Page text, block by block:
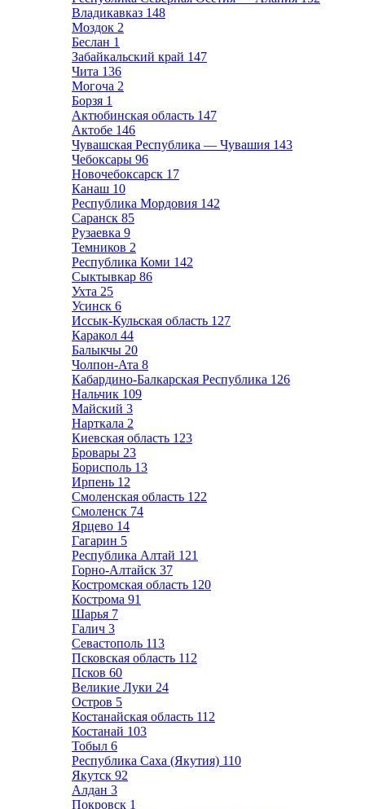
Владикавказ 148
Моздок 2
Беслан 1
Забайкальский край 147
Чита 136
Могоча 2
Борзя 1
Актюбинская область 147
Актобе 146
Чувашская Республика — Чувашия 143
Чебоксары 96
Новочебоксарск 17
Канаш 10
Республика Мордовия 142
Саранск 85
Рузаевка 9
Темников 2
Республика Коми 142
Сыктывкар 86
Ухта 25
Усинск 6
Иссык-Кульская область 127
Каракол 44
Балыкчы 20
Чолпон-Ата 8
Кабардино-Балкарская Республика 126
Нальчик 109
Майский 3
Нарткала 2
Киевская область 123
Бровары 23
Борисполь 13
Ирпень 12
Смоленская область 122
Смоленск 74
Ярцево 14
Гагарин 5
Республика Алтай 121
Горно-Алтайск 37
Костромская область 120
Кострома 91
Шарья 7
Галич 3
Севастополь 113
Псковская область 112
Псков 60
Великие Луки 24
Остров 5
Костанайская область 112
Костанай 103
Тобыл 6
Республика Саха (Якутия) 110
Якутск 92
Алдан 3
Покровск 1